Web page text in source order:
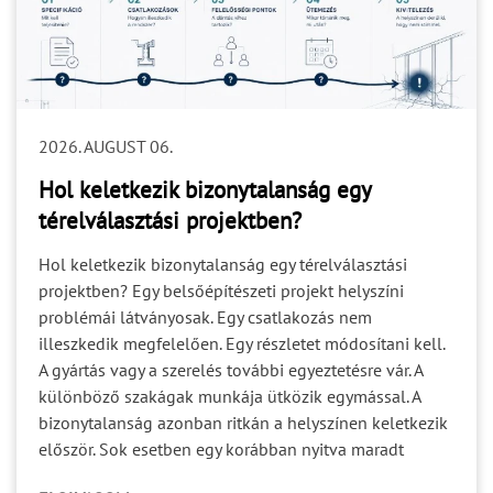
2026. AUGUST 06.
Hol keletkezik bizonytalanság egy
térelválasztási projektben?
Hol keletkezik bizonytalanság egy térelválasztási
projektben? Egy belsőépítészeti projekt helyszíni
problémái látványosak. Egy csatlakozás nem
illeszkedik megfelelően. Egy részletet módosítani kell.
A gyártás vagy a szerelés további egyeztetésre vár. A
különböző szakágak munkája ütközik egymással. A
bizonytalanság azonban ritkán a helyszínen keletkezik
először. Sok esetben egy korábban nyitva maradt